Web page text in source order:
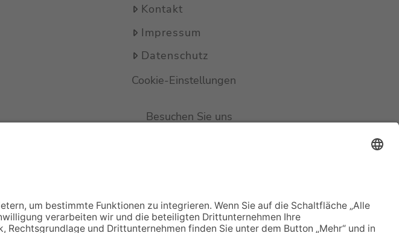
Kontakt
Impressum
Datenschutz
Cookie-Einstellungen
Besuchen Sie uns